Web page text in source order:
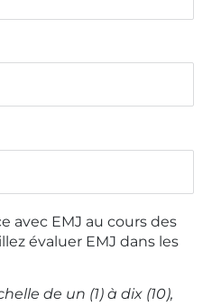
avec EMJ au cours des
évaluer EMJ dans les
de un (1) à dix (10),